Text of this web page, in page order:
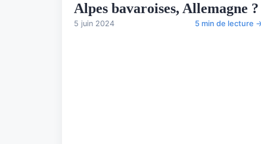
Alpes bavaroises, Allemagne ?
5 juin 2024 5 min de lecture